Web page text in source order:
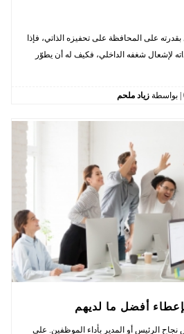
بقدرته على المحافظة على تحفيزه الذاتي، فإذا
لإشعال شغفه الداخلي، فكيف له أن يطوّر
| بواسطة زياد ملحم
أفضل ما لديهم
نجاح الرئيس أو المدير بأداء الموظفين. على